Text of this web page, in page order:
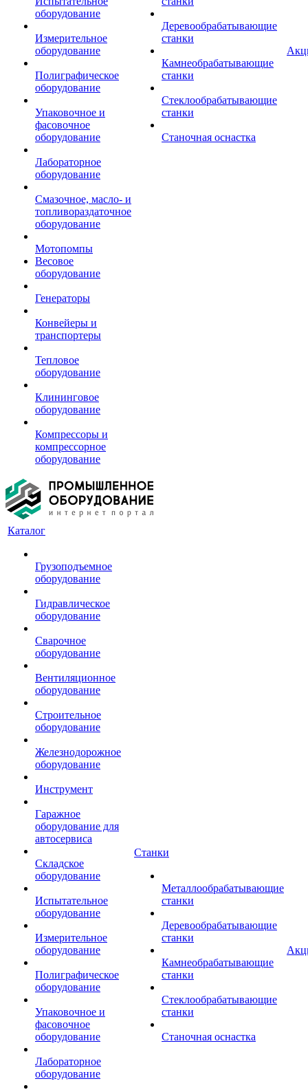
оборудование
Измерительное
оборудование
Полиграфическое
оборудование
Упаковочное и
фасовочное
оборудование
Лабораторное
оборудование
Смазочное, масло- и
топливораздаточное
оборудование
Мотопомпы
Весовое
оборудование
Генераторы
Конвейеры и
транспортеры
Тепловое
оборудование
Клининговое
оборудование
Компрессоры и
компрессорное
оборудование
Деревообрабатывающие
станки
Камнеобрабатывающие
станки
Стеклообрабатывающие
станки
Станочная оснастка
Каталог
Грузоподъемное
оборудование
Гидравлическое
оборудование
Сварочное
оборудование
Вентиляционное
оборудование
Строительное
оборудование
Железнодорожное
оборудование
Инструмент
Гаражное
оборудование для
автосервиса
Складское
оборудование
Испытательное
оборудование
Измерительное
оборудование
Полиграфическое
оборудование
Упаковочное и
фасовочное
оборудование
Лабораторное
оборудование
Станки
Металлообрабатывающие
станки
Деревообрабатывающие
станки
Камнеобрабатывающие
станки
Стеклообрабатывающие
станки
Станочная оснастка